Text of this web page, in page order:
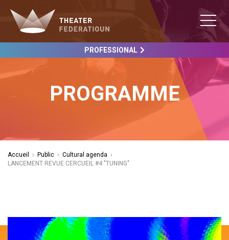
PROFESSIONAL
PROGRAMME
Accueil › Public › Cultural agenda ›
LANCEMENT REVUE CERCUEIL #4 "TUNING"